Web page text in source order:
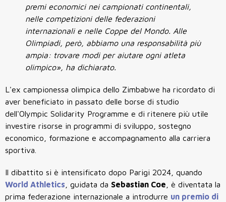
premi economici nei campionati continentali,
nelle competizioni delle federazioni
internazionali e nelle Coppe del Mondo. Alle
Olimpiadi, però, abbiamo una responsabilità più
ampia: trovare modi per aiutare ogni atleta
olimpico», ha dichiarato.
L'ex campionessa olimpica dello Zimbabwe ha ricordato di
aver beneficiato in passato delle borse di studio
dell'Olympic Solidarity Programme e di ritenere più utile
investire risorse in programmi di sviluppo, sostegno
economico, formazione e accompagnamento alla carriera
sportiva.
Il dibattito si è intensificato dopo Parigi 2024, quando
World Athletics , guidata da Sebastian Coe , è diventata la
prima federazione internazionale a introdurre un premio di